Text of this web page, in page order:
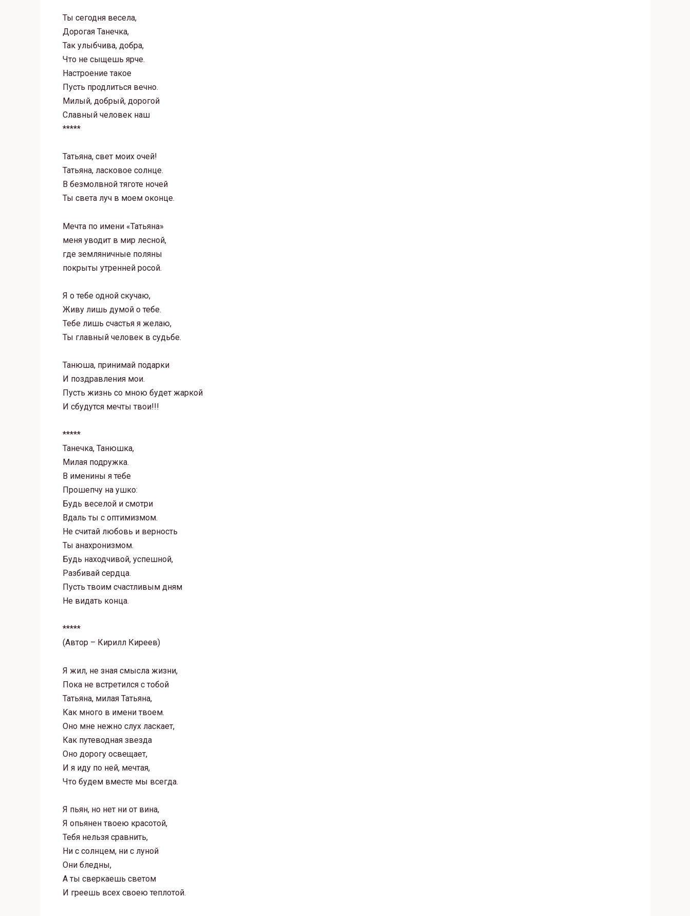
Ты сегодня весела,
Дорогая Танечка,
Так улыбчива, добра,
Что не сыщешь ярче.
Настроение такое
Пусть продлиться вечно.
Милый, добрый, дорогой
Славный человек наш
*****
Татьяна, свет моих очей!
Татьяна, ласковое солнце.
В безмолвной тяготе ночей
Ты света луч в моем оконце.
Мечта по имени «Татьяна»
меня уводит в мир лесной,
где земляничные поляны
покрыты утренней росой.
Я о тебе одной скучаю,
Живу лишь думой о тебе.
Тебе лишь счастья я желаю,
Ты главный человек в судьбе.
Танюша, принимай подарки
И поздравления мои.
Пусть жизнь со мною будет жаркой
И сбудутся мечты твои!!!
*****
Танечка, Танюшка,
Милая подружка.
В именины я тебе
Прошепчу на ушко:
Будь веселой и смотри
Вдаль ты с оптимизмом.
Не считай любовь и верность
Ты анахронизмом.
Будь находчивой, успешной,
Разбивай сердца.
Пусть твоим счастливым дням
Не видать конца.
*****
(Автор – Кирилл Киреев)
Я жил, не зная смысла жизни,
Пока не встретился с тобой
Татьяна, милая Татьяна,
Как много в имени твоем.
Оно мне нежно слух ласкает,
Как путеводная звезда
Оно дорогу освещает,
И я иду по ней, мечтая,
Что будем вместе мы всегда.
Я пьян, но нет ни от вина,
Я опьянен твоею красотой,
Тебя нельзя сравнить,
Ни с солнцем, ни с луной
Они бледны,
А ты сверкаешь светом
И греешь всех своею теплотой.